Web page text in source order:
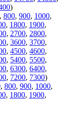
)
, 800, 900, 1000,
, 1800, 1900,
, 2700, 2800,
, 3600, 3700,
, 4500, 4600,
, 5400, 5500,
, 6300, 6400,
, 7200, 7300)
, 800, 900, 1000,
, 1800, 1900,